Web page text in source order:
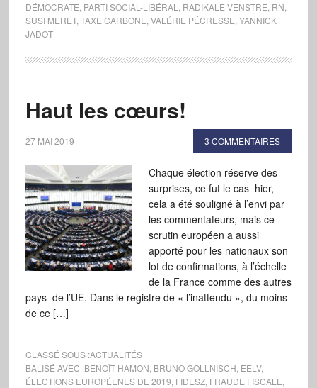
DÉMOCRATE PARTI SOCIAL-LIBÉRAL RADIKALE VENSTRE RN
SUSI MERET, TAXE CARBONE VALÉRIE PÉCRESSE YANNICK
JADOT
Haut les cœurs!
27 MAI 2019 3 COMMENTAIRES
Chaque élection réserve des
surprises, ce fut le cas hier,
cela a été souligné à l’envi par
les commentateurs, mais ce
scrutin européen a aussi
apporté pour les nationaux son
lot de confirmations, à l’échelle
de la France comme des autres
pays de l’UE. Dans le registre de « l’inattendu », du moins
de ce […]
CLASSÉ SOUS :ACTUALITÉS
BALISÉ AVEC :BENOÎT HAMON BRUNO GOLLNISCH EELV,
ÉLECTIONS EUROPÉENES DE 2019 FIDESZ, FRAUDE FISCALE